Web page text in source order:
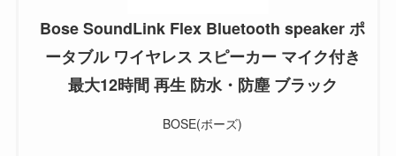
Bose SoundLink Flex Bluetooth speaker ポ
ータブル ワイヤレス スピーカー マイク付き
最大12時間 再生 防水・防塵 ブラック
BOSE(ボーズ)